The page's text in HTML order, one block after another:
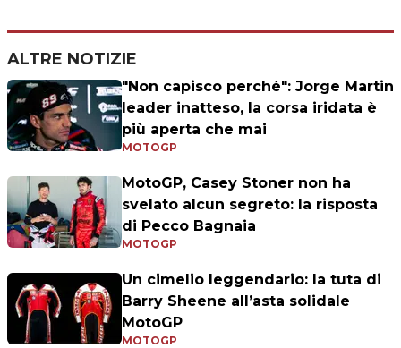
ALTRE NOTIZIE
"Non capisco perché": Jorge Martin
leader inatteso, la corsa iridata è
più aperta che mai
MOTOGP
MotoGP, Casey Stoner non ha
svelato alcun segreto: la risposta
di Pecco Bagnaia
MOTOGP
Un cimelio leggendario: la tuta di
Barry Sheene all’asta solidale
MotoGP
MOTOGP